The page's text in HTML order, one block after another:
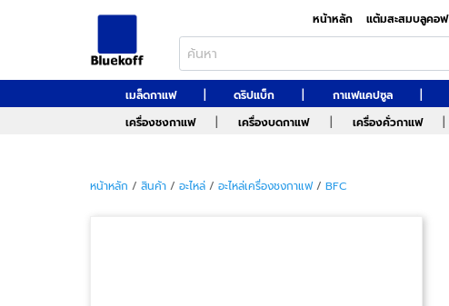
หน้าหลัก แต้มสะสมบลูคอฟ
เมล็ดกาแฟ | ดริปแบ็ก | กาแฟแคปซูล |
เครื่องชงกาแฟ
| เครื่องบดกาแฟ | เครื่องคั่วกาแฟ |
หน้าหลัก / สินค้า / อะไหล่ / อะไหล่เครื่องชงกาแฟ/ BFC